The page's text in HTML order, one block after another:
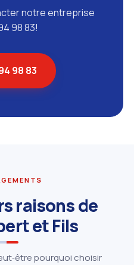
notre entreprise
98 83!
98 83
raisons de
et Fils
pourquoi choisir